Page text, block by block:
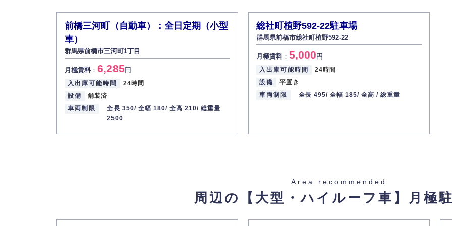
前橋三河町（自動車）：全日定期（小型
車）
群馬県前橋市三河町1丁目
月極賃料： 6,285円
入出庫可能時間
24時間
設備
舗装済
車両制限
全長 350/ 全幅 180/ 全高 210/ 総重量
2500
総社町植野592-22駐車場
群馬県前橋市総社町植野592-22
月極賃料： 5,000円
入出庫可能時間
24時間
設備
平置き
車両制限
全長 495/ 全幅 185/ 全高 / 総重量
Area recommended
周辺の【大型・ハイルーフ車】 月極